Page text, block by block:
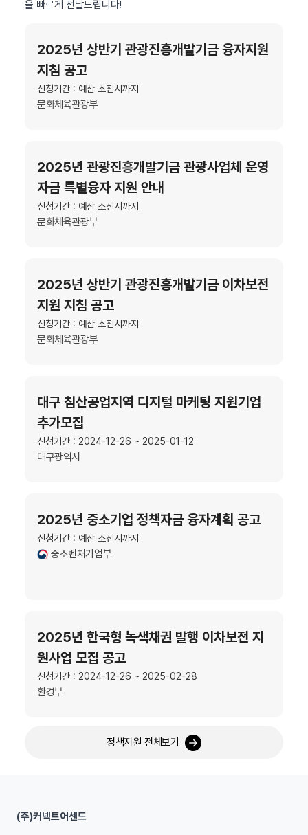
을 빠르게 전달드립니다!
2025년 상반기 관광진흥개발기금 융자지원
지침 공고
신청기간 : 예산 소진시까지
문화체육관광부
2025년 관광진흥개발기금 관광사업체 운영
자금 특별융자 지원 안내
신청기간 : 예산 소진시까지
문화체육관광부
2025년 상반기 관광진흥개발기금 이차보전
지원 지침 공고
신청기간 : 예산 소진시까지
문화체육관광부
대구 침산공업지역 디지털 마케팅 지원기업
추가모집
신청기간 : 2024-12-26 ~ 2025-01-12
대구광역시
2025년 중소기업 정책자금 융자계획 공고
신청기간 : 예산 소진시까지
중소벤처기업부
2025년 한국형 녹색채권 발행 이차보전 지
원사업 모집 공고
신청기간 : 2024-12-26 ~ 2025-02-28
환경부
정책지원 전체보기
(주)커넥트어센드